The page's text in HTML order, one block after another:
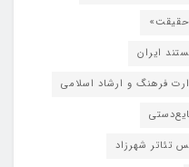
ایران
فرهنگ و ارشاد اسلامی
تئاتر شهرزاد